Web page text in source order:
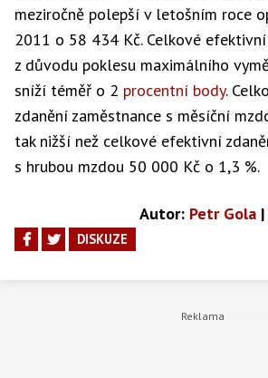
meziročně polepší v letošním roce
2011 o 58 434 Kč. Celkové
z důvodu poklesu maximálního
sníží téměř o 2 procentní body.
zdanění zaměstnance s měsíční
tak nižší než celkové efektivní
s hrubou mzdou 50 000 Kč o 1,3 %.
Autor: Petr Gola |
DISKUZE